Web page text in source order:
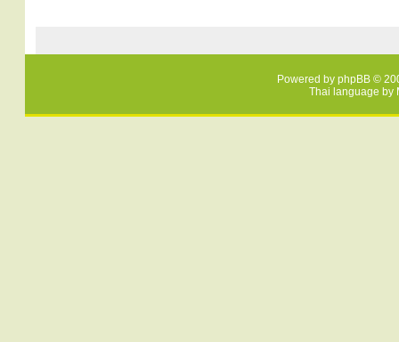
Powered by phpBB ©
Thai language by